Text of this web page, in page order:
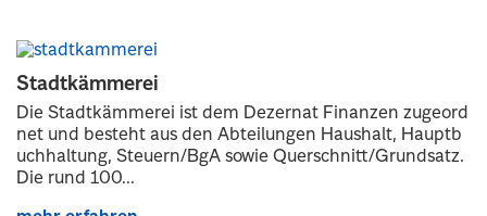
Stadtkämmerei
Die Stadtkämmerei ist dem Dezernat Finanzen zugeord
net und besteht aus den Abteilungen Haushalt, Hauptb
uchhaltung, Steuern/BgA sowie Querschnitt/Grundsatz.
Die rund 100...